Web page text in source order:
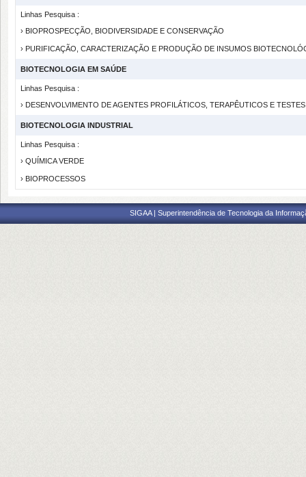
Linhas Pesquisa :
› BIOPROSPECÇÃO, BIODIVERSIDADE E CONSERVAÇÃO
› PURIFICAÇÃO, CARACTERIZAÇÃO E PRODUÇÃO DE INSUMOS
BIOTECNOLOGIA EM SAÚDE
Linhas Pesquisa :
› DESENVOLVIMENTO DE AGENTES PROFILÁTICOS, TERAPÊUTICOS E
BIOTECNOLOGIA INDUSTRIAL
Linhas Pesquisa :
› QUÍMICA VERDE
› BIOPROCESSOS
SIGAA | Superintendência de Tecnologia da